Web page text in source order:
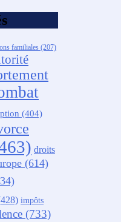
familiales (207)
(404)
droits
(614)
impôts
(733)